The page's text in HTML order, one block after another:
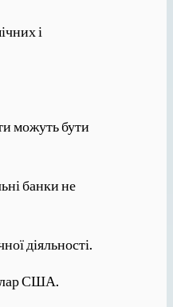
і
можуть бути
банки не
діяльності.
США.